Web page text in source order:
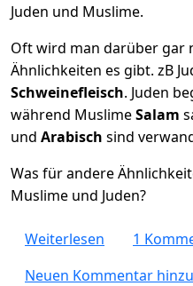
Juden und Muslime.
Oft wird man darüber gar
Ähnlichkeiten es gibt. zB
Schweinefleisch. Juden
während MuslimeSalam
und Arabisch sind
Was für andere
Muslime und Juden?
Weiterlesen über
1
Neuen Kommentar